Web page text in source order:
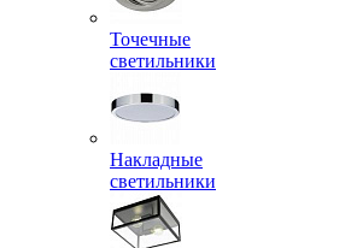
Точечные
светильники
Накладные
светильники